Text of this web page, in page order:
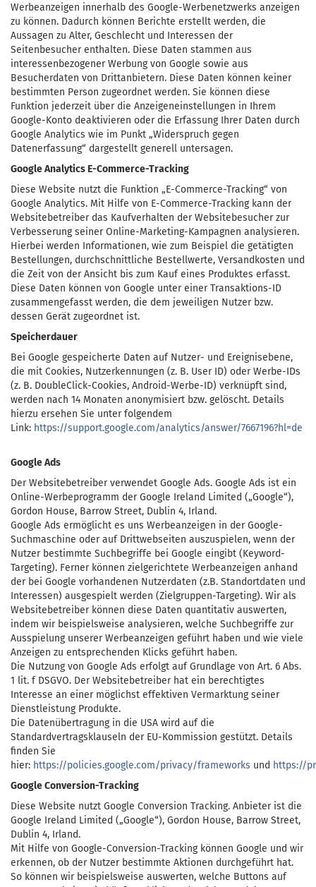
Werbeanzeigen innerhalb des Google-Werbenetzwerks anzeigen
zu können. Dadurch können Berichte erstellt werden, die
Aussagen zu Alter, Geschlecht und Interessen der
Seitenbesucher enthalten. Diese Daten stammen aus
interessenbezogener Werbung von Google sowie aus
Besucherdaten von Drittanbietern. Diese Daten können keiner
bestimmten Person zugeordnet werden. Sie können diese
Funktion jederzeit über die Anzeigeneinstellungen in Ihrem
Google-Konto deaktivieren oder die Erfassung Ihrer Daten durch
Google Analytics wie im Punkt „Widerspruch gegen
Datenerfassung“ dargestellt generell untersagen.
Google Analytics E-Commerce-Tracking
Diese Website nutzt die Funktion „E-Commerce-Tracking“ von
Google Analytics. Mit Hilfe von E-Commerce-Tracking kann der
Websitebetreiber das Kaufverhalten der Websitebesucher zur
Verbesserung seiner Online-Marketing-Kampagnen analysieren.
Hierbei werden Informationen, wie zum Beispiel die getätigten
Bestellungen, durchschnittliche Bestellwerte, Versandkosten und
die Zeit von der Ansicht bis zum Kauf eines Produktes erfasst.
Diese Daten können von Google unter einer Transaktions-ID
zusammengefasst werden, die dem jeweiligen Nutzer bzw.
dessen Gerät zugeordnet ist.
Speicherdauer
Bei Google gespeicherte Daten auf Nutzer- und Ereignisebene,
die mit Cookies, Nutzerkennungen (z. B. User ID) oder Werbe-IDs
(z. B. DoubleClick-Cookies, Android-Werbe-ID) verknüpft sind,
werden nach 14 Monaten anonymisiert bzw. gelöscht. Details
hierzu ersehen Sie unter folgendem
Link: https://support.google.com/analytics/answer/7667196?hl=de
Google Ads
Der Websitebetreiber verwendet Google Ads. Google Ads ist ein
Online-Werbeprogramm der Google Ireland Limited („Google“),
Gordon House, Barrow Street, Dublin 4, Irland.
Google Ads ermöglicht es uns Werbeanzeigen in der Google-
Suchmaschine oder auf Drittwebseiten auszuspielen, wenn der
Nutzer bestimmte Suchbegriffe bei Google eingibt (Keyword-
Targeting). Ferner können zielgerichtete Werbeanzeigen anhand
der bei Google vorhandenen Nutzerdaten (z.B. Standortdaten und
Interessen) ausgespielt werden (Zielgruppen-Targeting). Wir als
Websitebetreiber können diese Daten quantitativ auswerten,
indem wir beispielsweise analysieren, welche Suchbegriffe zur
Ausspielung unserer Werbeanzeigen geführt haben und wie viele
Anzeigen zu entsprechenden Klicks geführt haben.
Die Nutzung von Google Ads erfolgt auf Grundlage von Art. 6 Abs.
1 lit. f DSGVO. Der Websitebetreiber hat ein berechtigtes
Interesse an einer möglichst effektiven Vermarktung seiner
Dienstleistung Produkte.
Die Datenübertragung in die USA wird auf die
Standardvertragsklauseln der EU-Kommission gestützt. Details
finden Sie
hier: https://policies.google.com/privacy/frameworks und https://
Google Conversion-Tracking
Diese Website nutzt Google Conversion Tracking. Anbieter ist die
Google Ireland Limited („Google“), Gordon House, Barrow Street,
Dublin 4, Irland.
Mit Hilfe von Google-Conversion-Tracking können Google und wir
erkennen, ob der Nutzer bestimmte Aktionen durchgeführt hat.
So können wir beispielsweise auswerten, welche Buttons auf